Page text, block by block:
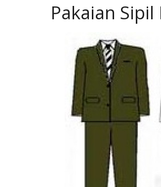
Pakaian Sipil